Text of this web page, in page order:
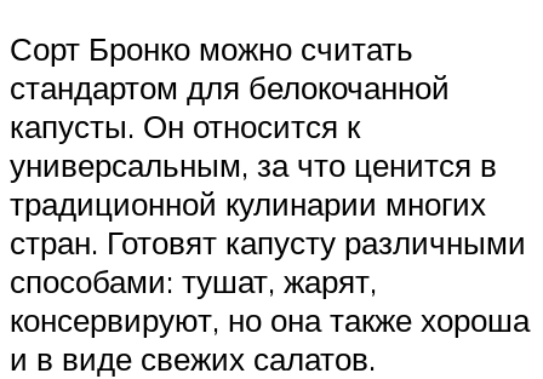
Сорт Бронко можно считать
стандартом для белокочанной
капусты. Он относится к
универсальным, за что ценится в
традиционной кулинарии многих
стран. Готовят капусту различными
способами: тушат, жарят,
консервируют, но она также хороша
и в виде свежих салатов.